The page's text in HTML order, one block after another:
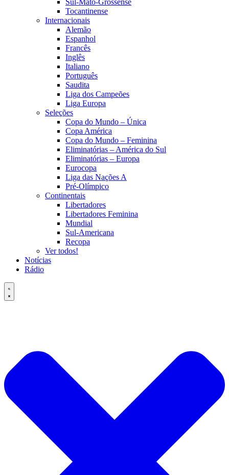
Tocantinense
Internacionais
Alemão
Espanhol
Francês
Inglês
Italiano
Português
Saudita
Liga dos Campeões
Liga Europa
Seleções
Copa do Mundo – Única
Copa América
Copa do Mundo – Feminina
Eliminatórias – América do Sul
Eliminatórias – Europa
Eurocopa
Liga das Nações A
Pré-Olímpico
Continentais
Libertadores
Libertadores Feminina
Mundial
Sul-Americana
Recopa
Ver todos!
Notícias
Rádio